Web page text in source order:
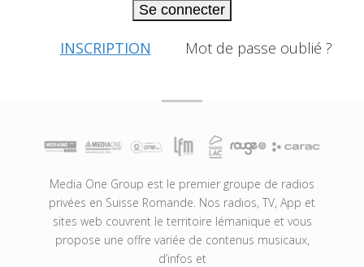
Se connecter
INSCRIPTION Mot de passe oublié ?
Media One Group est le premier groupe de radios
privées en Suisse Romande. Nos radios, TV, App et
sites web couvrent le territoire lémanique et vous
propose une offre variée de contenus musicaux,
d’infos et